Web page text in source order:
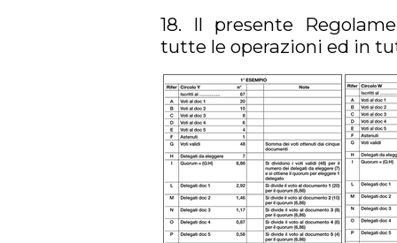
18. Il presente
tutte le operazioni ed in